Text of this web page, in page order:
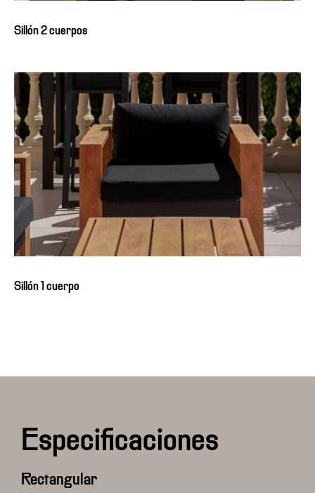
Sillón 1 cuerpo
Sillón 2 cuerpos
Especificaciones
Rectangular